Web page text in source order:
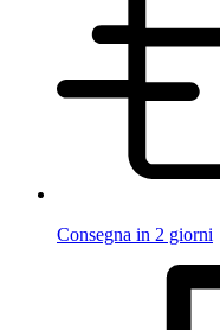
Consegna in 2 giorni